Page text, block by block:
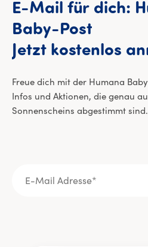
E-Mail für dich:
Baby-Post
Jetzt kostenlos
Freue dich mit der Humana
Infos und Aktionen, die genau
Sonnenscheins abgestimmt sind.